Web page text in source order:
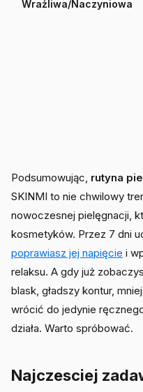
Wrażliwa/Naczyniowa
Podsumowując, rutyna
SKINMI to nie chwilowy
nowoczesnej pielęgnacji,
kosmetyków. Przez 7 dni
poprawiasz jej napięcie i
relaksu. A gdy już
blask, gładszy kontur,
wrócić do jedynie
działa. Warto spróbować.
Najczesciej